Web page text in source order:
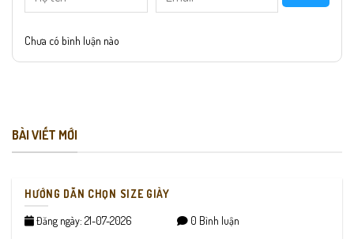
Chưa có bình luận nào
BÀI VIẾT MỚI
HƯỚNG DẪN CHỌN SIZE GIÀY
Đăng ngày: 21-07-2026 0 Bình luận